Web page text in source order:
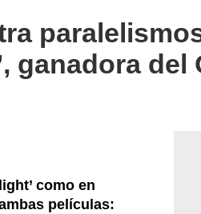
ganadora del
esta noticia
como en
películas: